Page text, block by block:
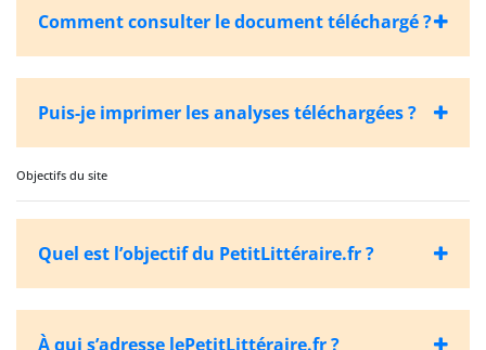
Comment consulter le document téléchargé ?
Puis-je imprimer les analyses téléchargées ?
Objectifs du site
Quel est l’objectif du PetitLittéraire.fr ?
À qui s’adresse lePetitLittéraire.fr ?